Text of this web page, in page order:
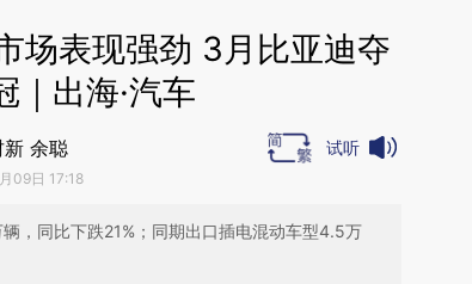
场表现强劲 3月比亚迪夺
｜出海·汽车
余聪
09日 17:18
试听
，同比下跌21%；同期出口插电混动车型4.5万